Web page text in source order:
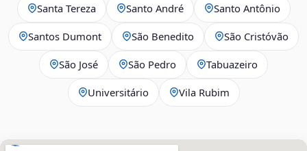
Santa Tereza Santo André Santo Antônio
Santos Dumont São Benedito São Cristóvão
São José São Pedro Tabuazeiro
Universitário Vila Rubim